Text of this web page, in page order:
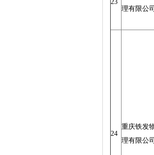
23
理有限公司
24
重庆铁发
理有限公司